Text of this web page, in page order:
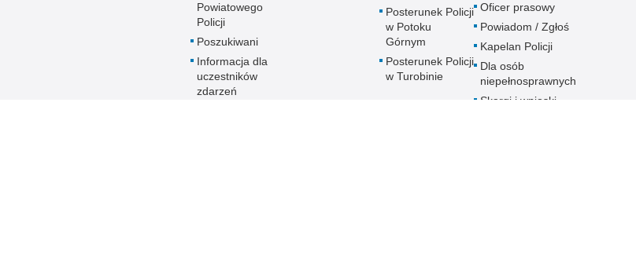
Powiatowego
Policji
Poszukiwani
Informacja dla
uczestników
zdarzeń
Posterunek Policji
w Potoku
Górnym
Posterunek Policji
w Turobinie
Oficer prasowy
Powiadom / Zgłoś
Kapelan Policji
Dla osób
niepełnosprawnych
Skargi i wnioski